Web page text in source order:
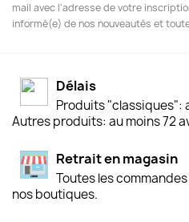
mail avec l'adresse de votre
informé(e) de nos nouveautés et
Délais
Produits "classiques":
Autres produits: au moins 72
Retrait en magasin
Toutes les
nos boutiques.